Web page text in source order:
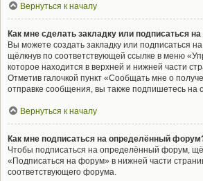
Вернуться к началу
Как мне сделать закладку или подписаться
Вы можете создать закладку или подписаться
щёлкнув по соответствующей ссылке в меню
которое находится в верхней и нижней части
Отметив галочкой пункт «Сообщать мне о
отправке сообщения, вы также подпишетесь на
Вернуться к началу
Как мне подписаться на определённый
Чтобы подписаться на определённый форум,
«Подписаться на форум» в нижней части
соответствующего форума.